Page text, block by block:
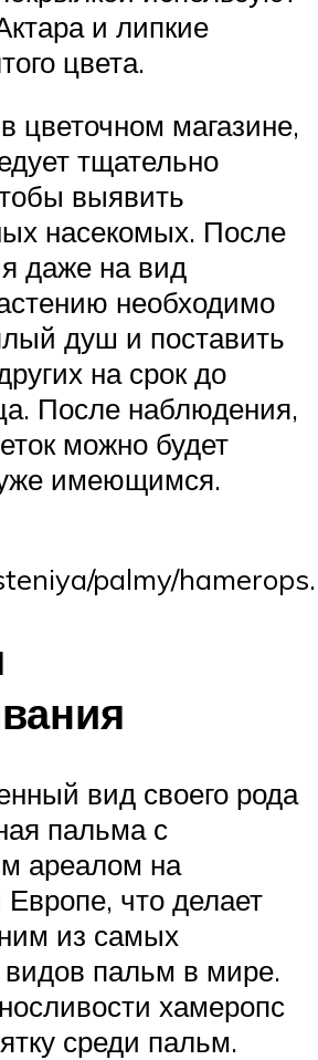
и липкие
цвета.
цветочном магазине,
тщательно
выявить
насекомых. После
даже на вид
необходимо
душ и поставить
на срок до
После наблюдения,
можно будет
уже имеющимся.
palmy/
вид своего рода
пальма с
ареалом на
что делает
из самых
пальм в мире.
хамеропс
среди пальм.